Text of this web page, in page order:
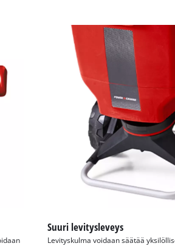
Platform
Suuri levitysleveys
Levityskulma voidaan säätää